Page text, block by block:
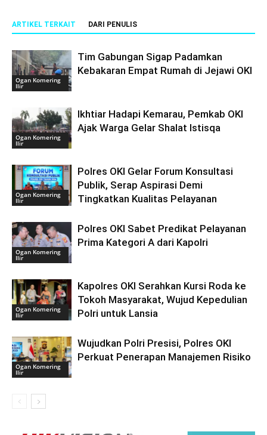
ARTIKEL TERKAIT DARI PENULIS
Ogan Komering
Ilir
Tim Gabungan Sigap Padamkan
Kebakaran Empat Rumah di Jejawi OKI
Ogan Komering
Ilir
Ikhtiar Hadapi Kemarau, Pemkab OKI
Ajak Warga Gelar Shalat Istisqa
Ogan Komering
Ilir
Polres OKI Gelar Forum Konsultasi
Publik, Serap Aspirasi Demi
Tingkatkan Kualitas Pelayanan
Ogan Komering
Ilir
Polres OKI Sabet Predikat Pelayanan
Prima Kategori A dari Kapolri
Ogan Komering
Ilir
Kapolres OKI Serahkan Kursi Roda ke
Tokoh Masyarakat, Wujud Kepedulian
Polri untuk Lansia
Ogan Komering
Ilir
Wujudkan Polri Presisi, Polres OKI
Perkuat Penerapan Manajemen Risiko